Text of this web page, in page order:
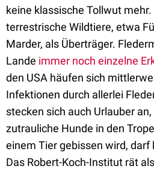
keine klassische Tollwut
terrestrische Wildtiere, etwa
Marder, als Überträger.
Lande immer noch einzelne
den USA häufen sich
Infektionen durch allerlei
stecken sich auch Urlauber
zutrauliche Hunde in den
einem Tier gebissen wird, darf
Das Robert-Koch-Institut rät als